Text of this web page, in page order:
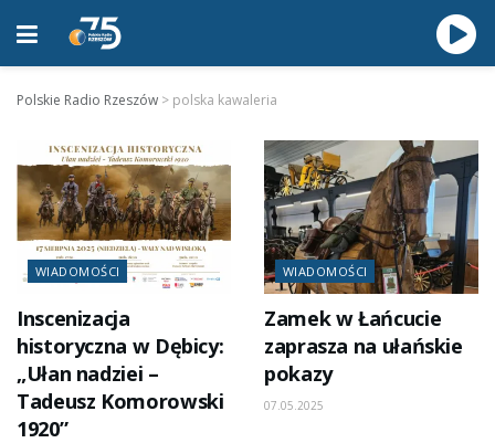
Polskie Radio Rzeszów > polska kawaleria
WIADOMOŚCI
Inscenizacja
historyczna w Dębicy:
„Ułan nadziei –
Tadeusz Komorowski
1920”
WIADOMOŚCI
Zamek w Łańcucie
zaprasza na ułańskie
pokazy
07.05.2025